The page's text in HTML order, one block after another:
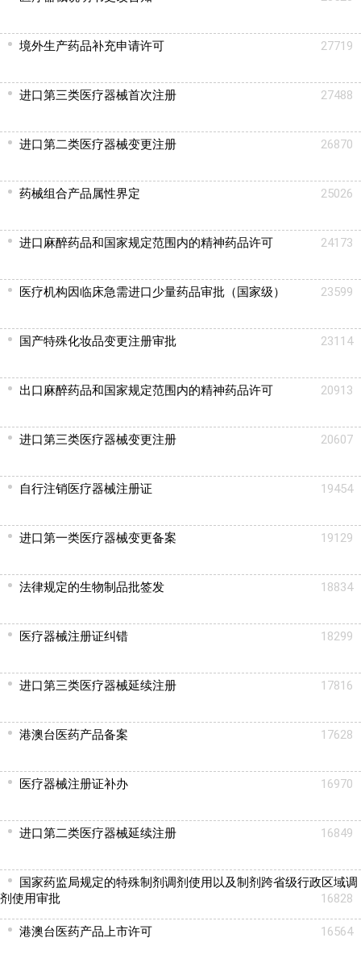
境外生产药品补充申请许可 27719
进口第三类医疗器械首次注册 27488
进口第二类医疗器械变更注册 26870
药械组合产品属性界定 25026
进口麻醉药品和国家规定范围内的精神药品许可 24173
医疗机构因临床急需进口少量药品审批（国家级） 23599
国产特殊化妆品变更注册审批 23114
出口麻醉药品和国家规定范围内的精神药品许可 20913
进口第三类医疗器械变更注册 20607
自行注销医疗器械注册证 19454
进口第一类医疗器械变更备案 19129
法律规定的生物制品批签发 18834
医疗器械注册证纠错 18299
进口第三类医疗器械延续注册 17816
港澳台医药产品备案 17628
医疗器械注册证补办 16970
进口第二类医疗器械延续注册 16849
国家药监局规定的特殊制剂调剂使用以及制剂跨省级行政区域调
剂使用审批
16828
港澳台医药产品上市许可 16564